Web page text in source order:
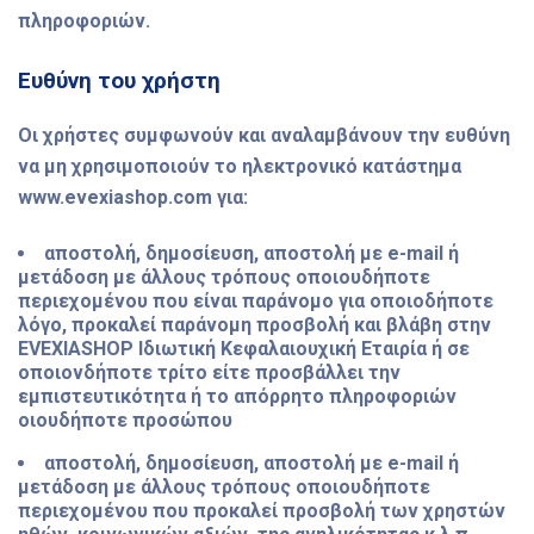
πληροφοριών.
Ευθύνη του χρήστη
Οι χρήστες συμφωνούν και αναλαμβάνουν την ευθύνη
να μη χρησιμοποιούν τo ηλεκτρονικό κατάστημα
www.evexiashop.com για:
αποστολή, δημοσίευση, αποστολή με e-mail ή
μετάδοση με άλλους τρόπους οποιουδήποτε
περιεχομένου που είναι παράνομο για οποιοδήποτε
λόγο, προκαλεί παράνομη προσβολή και βλάβη στην
EVEXIASHOP Ιδιωτική Κεφαλαιουχική Εταιρία ή σε
οποιονδήποτε τρίτο είτε προσβάλλει την
εμπιστευτικότητα ή το απόρρητο πληροφοριών
οιουδήποτε προσώπου
αποστολή, δημοσίευση, αποστολή με e-mail ή
μετάδοση με άλλους τρόπους οποιουδήποτε
περιεχομένου που προκαλεί προσβολή των χρηστών